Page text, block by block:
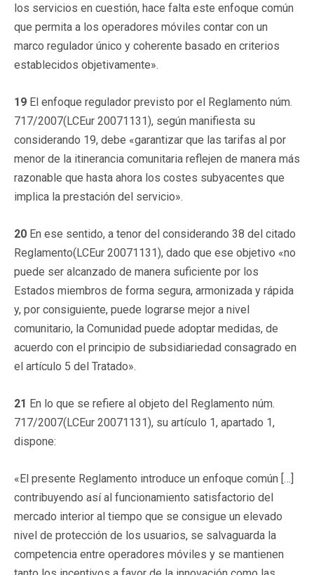
los servicios en cuestión, hace falta este enfoque común
que permita a los operadores móviles contar con un
marco regulador único y coherente basado en criterios
establecidos objetivamente».
19 El enfoque regulador previsto por el Reglamento núm.
717/2007(LCEur 20071131), según manifiesta su
considerando 19, debe «garantizar que las tarifas al por
menor de la itinerancia comunitaria reflejen de manera más
razonable que hasta ahora los costes subyacentes que
implica la prestación del servicio».
20 En ese sentido, a tenor del considerando 38 del citado
Reglamento(LCEur 20071131), dado que ese objetivo «no
puede ser alcanzado de manera suficiente por los
Estados miembros de forma segura, armonizada y rápida
y, por consiguiente, puede lograrse mejor a nivel
comunitario, la Comunidad puede adoptar medidas, de
acuerdo con el principio de subsidiariedad consagrado en
el artículo 5 del Tratado».
21 En lo que se refiere al objeto del Reglamento núm.
717/2007(LCEur 20071131), su artículo 1, apartado 1,
dispone:
«El presente Reglamento introduce un enfoque común […]
contribuyendo así al funcionamiento satisfactorio del
mercado interior al tiempo que se consigue un elevado
nivel de protección de los usuarios, se salvaguarda la
competencia entre operadores móviles y se mantienen